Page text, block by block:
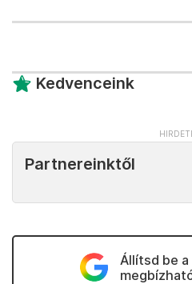
Kedvenceink
Partnereinktől
Állítsd be